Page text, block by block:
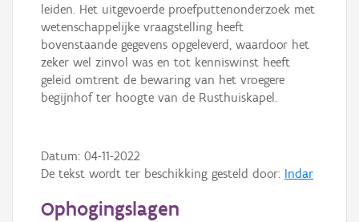
leiden. Het uitgevoerde proefputtenonderzoek met
wetenschappelijke vraagstelling heeft
bovenstaande gegevens opgeleverd, waardoor het
zeker wel zinvol was en tot kenniswinst heeft
geleid omtrent de bewaring van het vroegere
begijnhof ter hoogte van de Rusthuiskapel.
Datum: 04-11-2022
De tekst wordt ter beschikking gesteld door: Indar
Ophogingslagen